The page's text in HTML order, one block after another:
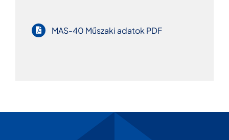
MAS-40 Műszaki adatok PDF